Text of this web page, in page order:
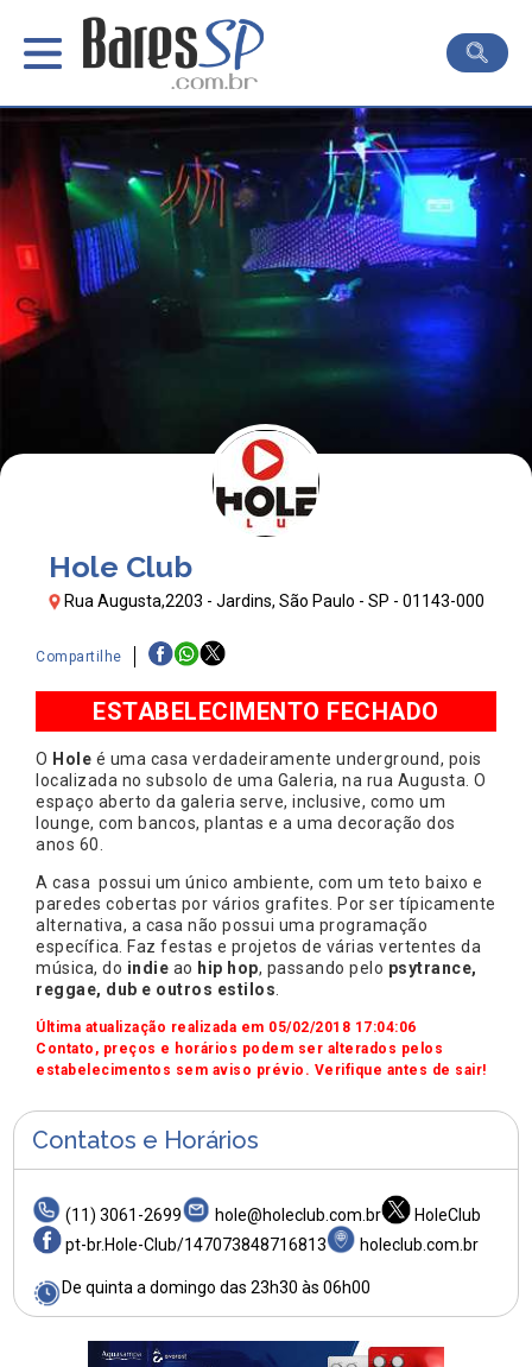
Hole Club
Rua Augusta,2203 - Jardins, São Paulo - SP - 01143-000
Compartilhe
ESTABELECIMENTO FECHADO
O Hole é uma casa verdadeiramente underground, pois
localizada no subsolo de uma Galeria, na rua Augusta. O
espaço aberto da galeria serve, inclusive, como um
lounge, com bancos, plantas e a uma decoração dos
anos 60.
A casa possui um único ambiente, com um teto baixo e
paredes cobertas por vários grafites. Por ser típicamente
alternativa, a casa não possui uma programação
específica. Faz festas e projetos de várias vertentes da
música, do indie ao hip hop, passando pelo psytrance,
reggae, dub e outros estilos.
Última atualização realizada em 05/02/2018 17:04:06
Contato, preços e horários podem ser alterados pelos
estabelecimentos sem aviso prévio. Verifique antes de sair!
Contatos e Horários
(11) 3061-2699 hole@holeclub.com.br
HoleClub
pt-br.Hole-Club/147073848716813
holeclub.com.br
De quinta a domingo das 23h30 às 06h00